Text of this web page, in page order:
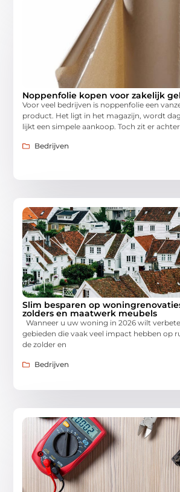
Noppenfolie kopen voor zakelijk
Voor veel bedrijven is noppenfolie een
product. Het ligt in het magazijn, wordt
lijkt een simpele aankoop. Toch zit er achter
Bedrijven
Slim besparen op
zolders en maatwerk meubels
Wanneer u uw woning in 2026 wilt
gebieden die vaak veel impact hebben op
de zolder en
Bedrijven